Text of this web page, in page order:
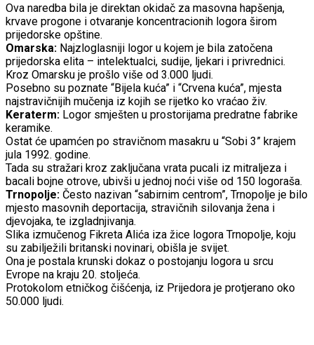
Ova naredba bila je direktan okidač za masovna hapšenja,
krvave progone i otvaranje koncentracionih logora širom
prijedorske opštine.
Omarska: Najzloglasniji logor u kojem je bila zatočena
prijedorska elita – intelektualci, sudije, ljekari i privrednici.
Kroz Omarsku je prošlo više od 3.000 ljudi.
Posebno su poznate “Bijela kuća” i “Crvena kuća”, mjesta
najstravičnijih mučenja iz kojih se rijetko ko vraćao živ.
Keraterm: Logor smješten u prostorijama predratne fabrike
keramike.
Ostat će upamćen po stravičnom masakru u “Sobi 3” krajem
jula 1992. godine.
Tada su stražari kroz zaključana vrata pucali iz mitraljeza i
bacali bojne otrove, ubivši u jednoj noći više od 150 logoraša.
Trnopolje: Često nazivan “sabirnim centrom”, Trnopolje je bilo
mjesto masovnih deportacija, stravičnih silovanja žena i
djevojaka, te izgladnjivanja.
Slika izmučenog Fikreta Alića iza žice logora Trnopolje, koju
su zabilježili britanski novinari, obišla je svijet.
Ona je postala krunski dokaz o postojanju logora u srcu
Evrope na kraju 20. stoljeća.
Protokolom etničkog čišćenja, iz Prijedora je protjerano oko
50.000 ljudi.